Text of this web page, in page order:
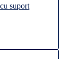
suport